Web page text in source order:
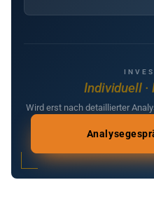
Individuell ·
Wird erst nach detaillierter